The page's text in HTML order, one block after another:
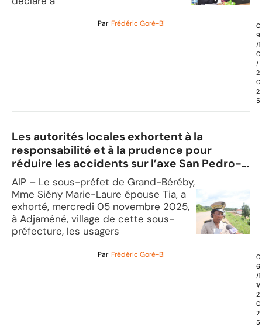
Par Frédéric Goré-Bi
0
9
/1
0
/
2
0
2
5
Les autorités locales exhortent à la
responsabilité et à la prudence pour
réduire les accidents sur l’axe San Pedro-
Grand-Béréby
AIP – Le sous-préfet de Grand-Béréby,
Mme Siény Marie-Laure épouse Tia, a
exhorté, mercredi 05 novembre 2025,
à Adjaméné, village de cette sous-
préfecture, les usagers
Par Frédéric Goré-Bi
0
6
/1
1/
2
0
2
5